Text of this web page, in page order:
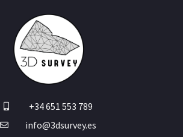
+34 651 553 789
info@3dsurvey.es